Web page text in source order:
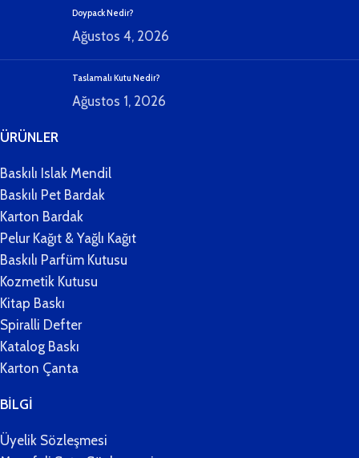
Doypack Nedir?
Ağustos 4, 2026
Taslamalı Kutu Nedir?
Ağustos 1, 2026
ÜRÜNLER
Baskılı Islak Mendil
Baskılı Pet Bardak
Karton Bardak
Pelur Kağıt & Yağlı Kağıt
Baskılı Parfüm Kutusu
Kozmetik Kutusu
Kitap Baskı
Spiralli Defter
Katalog Baskı
Karton Çanta
BİLGİ
Üyelik Sözleşmesi